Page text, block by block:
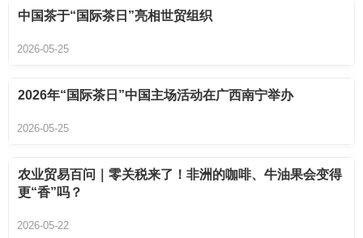
中国茶于“国际茶日”亮相世贸组织
2026-05-25
2026年“国际茶日”中国主场活动在广西南宁举办
2026-05-25
农业贸易百问｜零关税来了！非洲的咖啡、牛油果会变得
更“香”吗？
2026-05-22